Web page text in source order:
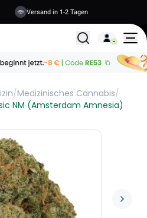
Versand in 1-2 Tagen
Alle
/Medizinisches Cannabis/
NM (Amsterdam Amnesia)